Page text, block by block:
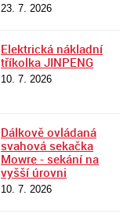
23. 7. 2026
Elektrická nákladní
tříkolka JINPENG
10. 7. 2026
Dálkově ovládaná
svahová sekačka
Mowre - sekání na
vyšší úrovni
10. 7. 2026